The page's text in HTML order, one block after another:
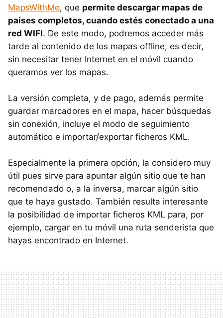
MapsWithMe, que permite descargar mapas de
países completos, cuando estés conectado a una
red WIFI. De este modo, podremos acceder más
tarde al contenido de los mapas offline, es decir,
sin necesitar tener Internet en el móvil cuando
queramos ver los mapas.
La versión completa, y de pago, además permite
guardar marcadores en el mapa, hacer búsquedas
sin conexión, incluye el modo de seguimiento
automático e importar/exportar ficheros KML.
Especialmente la primera opción, la considero muy
útil pues sirve para apuntar algún sitio que te han
recomendado o, a la inversa, marcar algún sitio
que te haya gustado. También resulta interesante
la posibilidad de importar ficheros KML para, por
ejemplo, cargar en tu móvil una ruta senderista que
hayas encontrado en Internet.